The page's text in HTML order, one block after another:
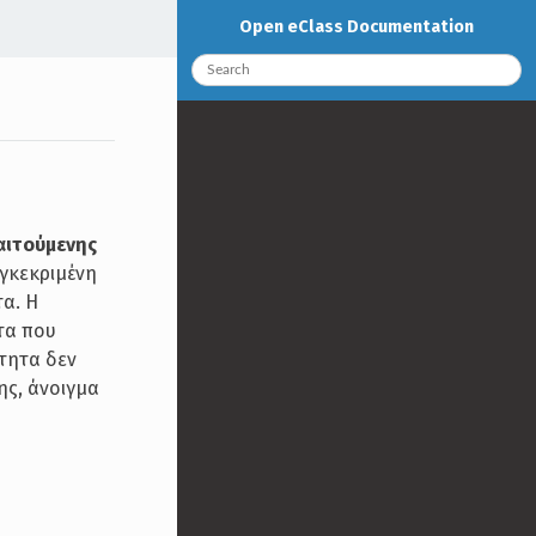
Η
που
δεν
άνοιγμα
Open eClass Documentation